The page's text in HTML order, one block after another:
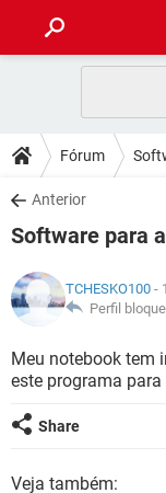
CELULAR
OUTLOOK
INSTAGRAM
GUIA DE COMPRAS
DICAS
JOGOS
INSTAGRAM
GUIA DE COMPRAS
DOWNLOADS
JOGOS
CELULAR
OUTLOOK
INSTAGRAM
GUIA DE COMPRAS
JOGOS
CELULAR
OUTLOOK
GLOSSÁRIO
JOGOS
CELULAR
OUTLOOK
Fórum
Anterior
Software para
TCHESKO100 -
Perfil
Meu notebook tem
este programa
Share
Veja também: